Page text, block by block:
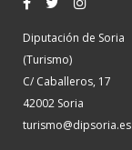
Diputación de Soria
(Turismo)
C/ Caballeros, 17
42002 Soria
turismo@dipsoria.es